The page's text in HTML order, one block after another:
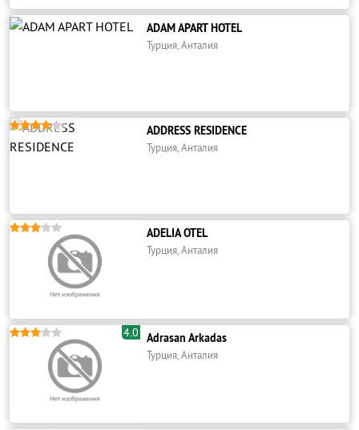
ADAM APART HOTEL
Турция, Анталия
 ADDRESS RESIDENCE
Турция, Анталия
 ADELIA OTEL
Турция, Анталия
 4.0 Adrasan Arkadas
Турция, Анталия